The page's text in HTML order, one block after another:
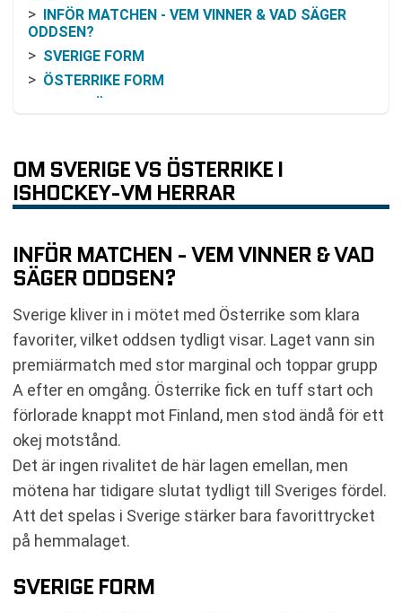
INFÖR MATCHEN - VEM VINNER & VAD SÄGER
ODDSEN?
SVERIGE FORM
ÖSTERRIKE FORM
NÄR SPELAS MATCHEN?
SÅ SER DU SVERIGE VS ÖSTERRIKE PÅ TV OCH
STREAM
KOMMANDE MATCHER SVERIGE
KOMMANDE MATCHER ÖSTERRIKE
RELATERADE NYHETER
OM SVERIGE VS ÖSTERRIKE I
ISHOCKEY-VM HERRAR
INFÖR MATCHEN - VEM VINNER & VAD
SÄGER ODDSEN?
Sverige kliver in i mötet med Österrike som klara
favoriter, vilket oddsen tydligt visar. Laget vann sin
premiärmatch med stor marginal och toppar grupp
A efter en omgång. Österrike fick en tuff start och
förlorade knappt mot Finland, men stod ändå för ett
okej motstånd.
Det är ingen rivalitet de här lagen emellan, men
mötena har tidigare slutat tydligt till Sveriges fördel.
Att det spelas i Sverige stärker bara favorittrycket
på hemmalaget.
SVERIGE FORM